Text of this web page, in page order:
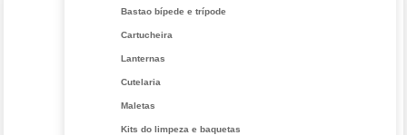
Bastao bípede e trípode
Cartucheira
Lanternas
Cutelaria
Maletas
Kits do limpeza e baquetas